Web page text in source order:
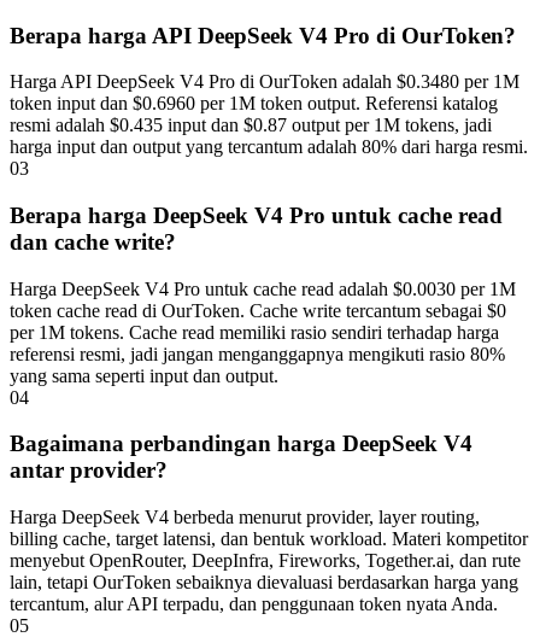
Berapa harga API DeepSeek V4 Pro di OurToken?
Harga API DeepSeek V4 Pro di OurToken adalah $0.3480 per 1M
token input dan $0.6960 per 1M token output. Referensi katalog
resmi adalah $0.435 input dan $0.87 output per 1M tokens, jadi
harga input dan output yang tercantum adalah 80% dari harga resmi.
03
Berapa harga DeepSeek V4 Pro untuk cache read
dan cache write?
Harga DeepSeek V4 Pro untuk cache read adalah $0.0030 per 1M
token cache read di OurToken. Cache write tercantum sebagai $0
per 1M tokens. Cache read memiliki rasio sendiri terhadap harga
referensi resmi, jadi jangan menganggapnya mengikuti rasio 80%
yang sama seperti input dan output.
04
Bagaimana perbandingan harga DeepSeek V4
antar provider?
Harga DeepSeek V4 berbeda menurut provider, layer routing,
billing cache, target latensi, dan bentuk workload. Materi kompetitor
menyebut OpenRouter, DeepInfra, Fireworks, Together.ai, dan rute
lain, tetapi OurToken sebaiknya dievaluasi berdasarkan harga yang
tercantum, alur API terpadu, dan penggunaan token nyata Anda.
05